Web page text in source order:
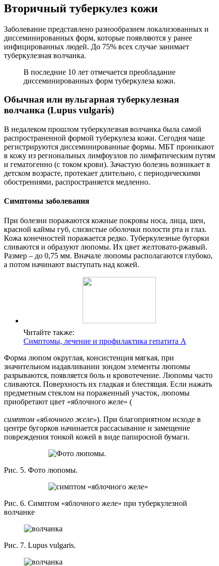
Вторичный туберкулез кожи
Заболевание представлено разнообразием локализованных и
диссеминированных форм, которые появляются у ранее
инфицированных людей. До 75% всех случае занимает
туберкулезная волчанка.
В последние 10 лет отмечается преобладание
диссеминированных форм туберкулеза кожи.
Обычная или вульгарная туберкулезная
волчанка (Lupus vulgaris)
В недалеком прошлом туберкулезная волчанка была самой
распространенной формой туберкулеза кожи. Сегодня чаще
регистрируются диссеминированные формы. МБТ проникают
в кожу из региональных лимфоузлов по лимфатическим путям
и гематогенно (с током крови). Зачастую болезнь возникает в
детском возрасте, протекает длительно, с периодическими
обострениями, распространяется медленно.
Симптомы заболевания
При болезни поражаются кожные покровы носа, лица, шеи,
красной каймы губ, слизистые оболочки полости рта и глаз.
Кожа конечностей поражается редко. Туберкулезные бугорки
сливаются и образуют люпомы. Их цвет желтовато-ржавый.
Размер – до 0,75 мм. Вначале люпомы располагаются глубоко,
а потом начинают выступать над кожей.
Читайте также:
Симптомы, лечение и профилактика гепатита А
Форма люпом округлая, консистенция мягкая, при
значительном надавливании зондом элементы люпомы
разрываются, появляется боль и кровотечение. Люпомы часто
сливаются. Поверхность их гладкая и блестящая. Если нажать
предметным стеклом на пораженный участок, люпомы
приобретают цвет «яблочного желе» (
симптом «яблочного желе»). При благоприятном исходе в
центре бугорков начинается рассасывание и замещение
повреждения тонкой кожей в виде папиросной бумаги.
Рис. 5. Фото люпомы.
Рис. 6. Симптом «яблочного желе» при туберкулезной
волчанке
Рис. 7. Lupus vulgaris.